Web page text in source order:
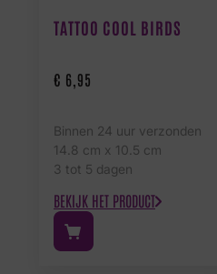
TATTOO COOL BIRDS
€ 6,95
Binnen 24 uur verzonden
14.8 cm x 10.5 cm
3 tot 5 dagen
BEKIJK HET PRODUCT